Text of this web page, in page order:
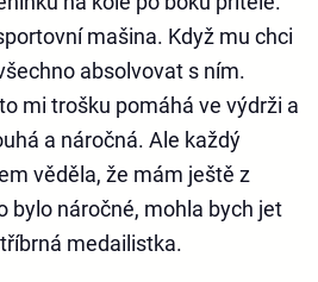
mašina. Když mu chci
absolvovat s ním.
mi trošku pomáhá ve výdrži a
a náročná. Ale každý
věděla, že mám ještě z
bylo náročné, mohla bych jet
medailistka.